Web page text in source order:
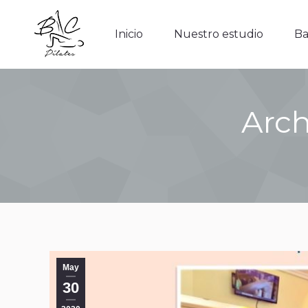
Inicio Nuestro estudio
May
30